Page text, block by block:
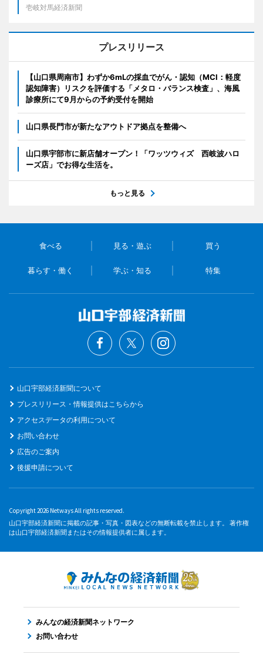
壱岐対馬経済新聞
プレスリリース
【山口県周南市】わずか6mLの採血でがん・認知（MCI：軽度
認知障害）リスクを評価する「メタロ・バランス検査」、海風
診療所にて9月からの予約受付を開始
山口県長門市が新たなアウトドア拠点を整備へ
山口県宇部市に新店舗オープン！「ワッツウィズ 西岐波ハロ
ーズ店」でお得な生活を。
もっと見る
食べる 見る・遊ぶ 買う
暮らす・働く 学ぶ・知る 特集
山口宇部経済新聞について
プレスリリース・情報提供はこちらから
アクセスデータの利用について
お問い合わせ
広告のご案内
後援申請について
Copyright 2026 Netways All rights reserved.
山口宇部経済新聞に掲載の記事・写真・図表などの無断転載を禁止します。 著作権
は山口宇部経済新聞またはその情報提供者に属します。
みんなの経済新聞ネットワーク
お問い合わせ